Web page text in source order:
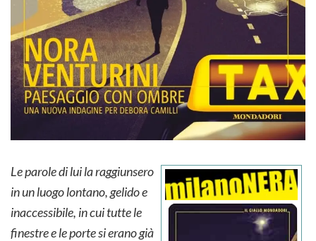
Le parole di lui la raggiunsero
in un luogo lontano, gelido e
inaccessibile, in cui tutte le
finestre e le porte si erano già